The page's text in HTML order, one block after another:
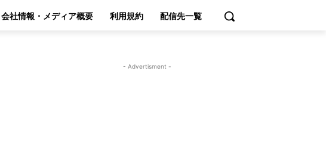
会社情報・メディア概要 利用規約 配信先一覧
- Advertisment -